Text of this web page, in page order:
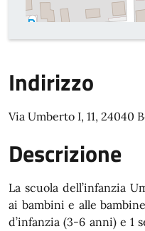
Indirizzo
Via Umberto I, 11, 24040
Descrizione
La scuola dell’infanzia
ai bambini e alle
d’infanzia (3-6 anni) e 1